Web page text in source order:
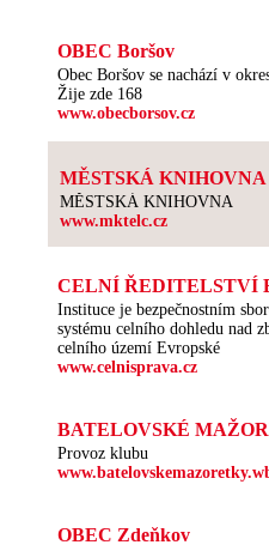
OBEC Boršov
Obec Boršov se nachází v
Žije zde 168
www.obecborsov.cz
MĚSTSKÁ KNIHOVNA
MĚSTSKÁ KNIHOVNA
www.mktelc.cz
CELNÍ ŘEDITELSTVÍ
Instituce je bezpečnostním
systému celního dohledu nad
celního území Evropské
www.celnisprava.cz
BATELOVSKÉ
Provoz klubu
OBEC Zdeňkov